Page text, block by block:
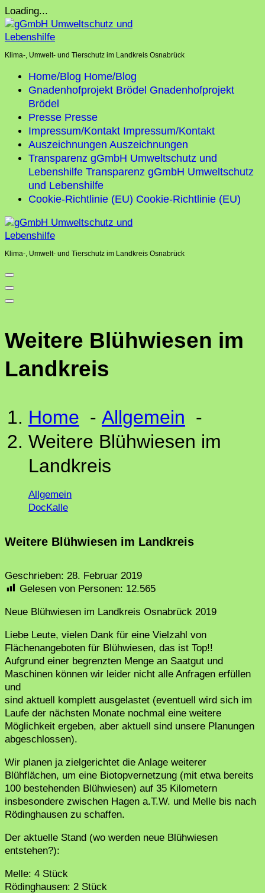
Skip
to
content
Loading...
Klima-, Umwelt- und Tierschutz im Landkreis Osnabrück
Home/Blog Home/Blog
Gnadenhofprojekt Brödel Gnadenhofprojekt
Brödel
Presse Presse
Impressum/Kontakt Impressum/Kontakt
Auszeichnungen Auszeichnungen
Transparenz gGmbH Umweltschutz und
Lebenshilfe Transparenz gGmbH Umweltschutz
und Lebenshilfe
Cookie-Richtlinie (EU) Cookie-Richtlinie (EU)
Klima-, Umwelt- und Tierschutz im Landkreis Osnabrück
Weitere Blühwiesen im
Landkreis
Home - Allgemein -
Weitere Blühwiesen im
Landkreis
Allgemein
DocKalle
Weitere Blühwiesen im Landkreis
Geschrieben: 28. Februar 2019
Gelesen von Personen: 12.565
Neue Blühwiesen im Landkreis Osnabrück 2019
Liebe Leute, vielen Dank für eine Vielzahl von
Flächenangeboten für Blühwiesen, das ist Top!!
Aufgrund einer begrenzten Menge an Saatgut und
Maschinen können wir leider nicht alle Anfragen erfüllen
und
sind aktuell komplett ausgelastet (eventuell wird sich im
Laufe der nächsten Monate nochmal eine weitere
Möglichkeit ergeben, aber aktuell sind unsere Planungen
abgeschlossen).
Wir planen ja zielgerichtet die Anlage weiterer
Blühflächen, um eine Biotopvernetzung (mit etwa bereits
100 bestehenden Blühwiesen) auf 35 Kilometern
insbesondere zwischen Hagen a.T.W. und Melle bis nach
Rödinghausen zu schaffen.
Der aktuelle Stand (wo werden neue Blühwiesen
entstehen?):
Melle: 4 Stück
Rödinghausen: 2 Stück